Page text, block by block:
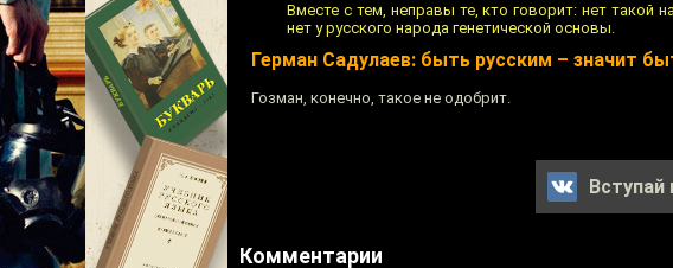
Вместе с тем, неправы те, кто говорит: нет такой
нет у русского народа генетической основы.
Герман Садулаев: быть русским – значит
Гозман, конечно, такое не одобрит.
Вступай
Комментарии